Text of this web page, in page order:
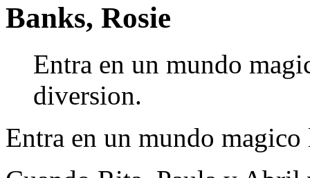
Banks, Rosie
Entra en un mundo
diversion.
Entra en un mundo